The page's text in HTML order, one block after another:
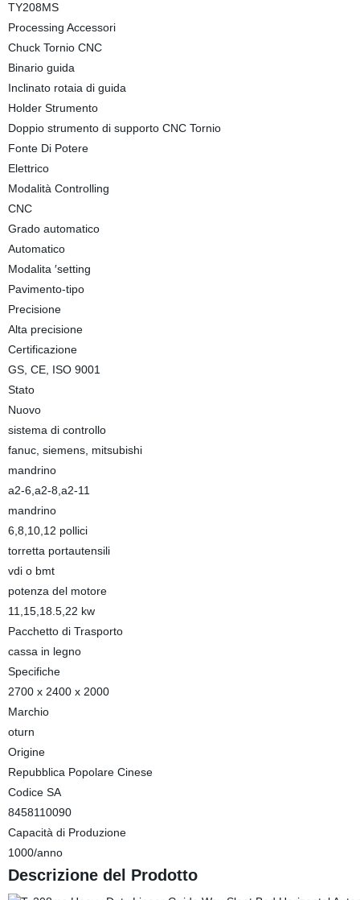
TY208MS
Processing Accessori
Chuck Tornio CNC
Binario guida
Inclinato rotaia di guida
Holder Strumento
Doppio strumento di supporto CNC Tornio
Fonte Di Potere
Elettrico
Modalità Controlling
CNC
Grado automatico
Automatico
Modalita ′setting
Pavimento-tipo
Precisione
Alta precisione
Certificazione
GS, CE, ISO 9001
Stato
Nuovo
sistema di controllo
fanuc, siemens, mitsubishi
mandrino
a2-6,a2-8,a2-11
mandrino
6,8,10,12 pollici
torretta portautensili
vdi o bmt
potenza del motore
11,15,18.5,22 kw
Pacchetto di Trasporto
cassa in legno
Specifiche
2700 x 2400 x 2000
Marchio
oturn
Origine
Repubblica Popolare Cinese
Codice SA
8458110090
Capacità di Produzione
1000/anno
Descrizione del Prodotto